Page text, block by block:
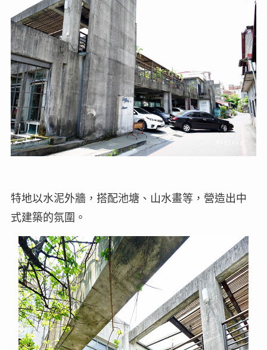
特地以水泥外牆，搭配池塘、山水畫等，營造出中
式建築的氛圍。